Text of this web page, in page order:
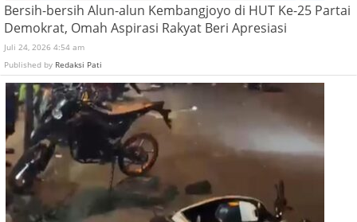
Bersih-bersih Alun-alun Kembangjoyo di HUT Ke-25 Partai
Demokrat, Omah Aspirasi Rakyat Beri Apresiasi
Juli 24, 2026 4:54 am
Published by Redaksi Pati